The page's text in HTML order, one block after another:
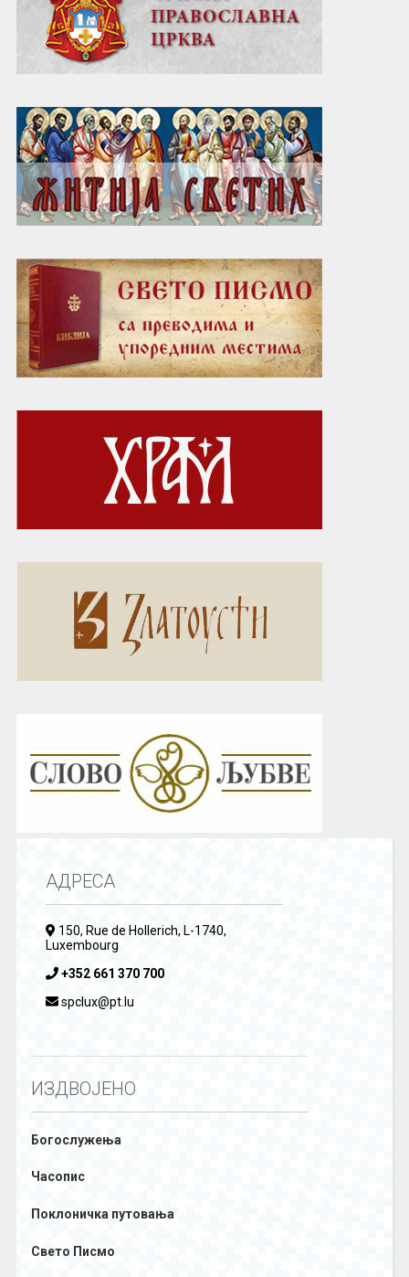
АДРЕСА
150, Rue de Hollerich, L-1740,
Luxembourg
+352 661 370 700
spclux@pt.lu
ИЗДВОЈЕНО
Богослужења
Часопис
Поклоничка путовања
Свето Писмо